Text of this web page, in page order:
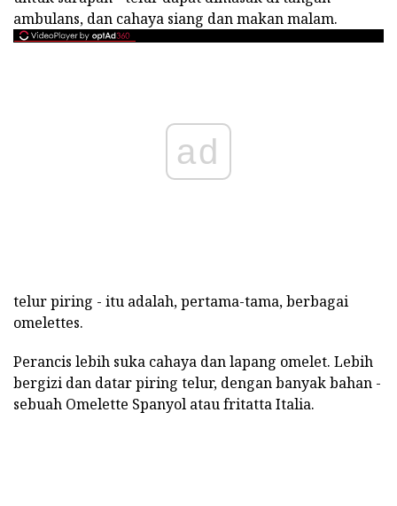
ambulans, dan cahaya siang dan makan malam.
ad
telur piring - itu adalah, pertama-tama, berbagai
omelettes.
Perancis lebih suka cahaya dan lapang omelet. Lebih
bergizi dan datar piring telur, dengan banyak bahan -
sebuah Omelette Spanyol atau fritatta Italia.